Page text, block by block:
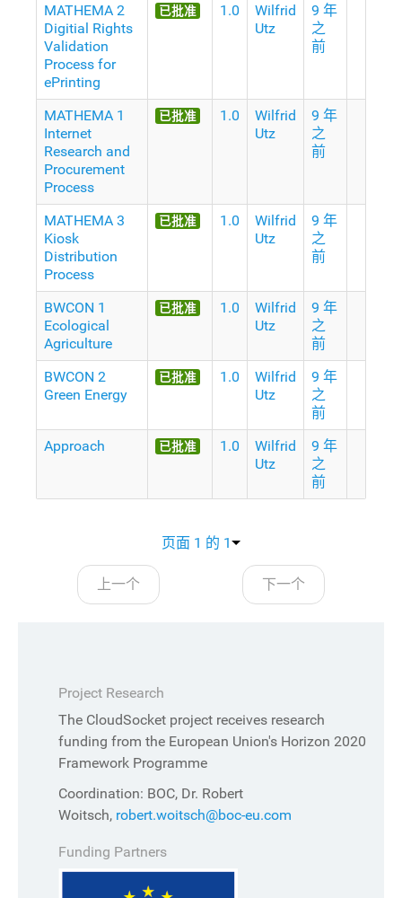
MATHEMA 2
Digitial Rights
Validation
Process for
ePrinting
已批准 1.0
Wilfrid
Utz
9 年
之
前
MATHEMA 1
Internet
Research and
Procurement
Process
已批准 1.0
Wilfrid
Utz
9 年
之
前
MATHEMA 3
Kiosk
Distribution
Process
已批准 1.0
Wilfrid
Utz
9 年
之
前
BWCON 1
Ecological
Agriculture
已批准 1.0
Wilfrid
Utz
9 年
之
前
BWCON 2
Green Energy
已批准 1.0
Wilfrid
Utz
9 年
之
前
Approach
已批准 1.0
Wilfrid
Utz
9 年
之
前
页面 1 的 1
上一个 下一个
Project Research
The CloudSocket project receives research
funding from the European Union's Horizon 2020
Framework Programme
Coordination: BOC, Dr. Robert
Woitsch, robert.woitsch@boc-eu.com
Funding Partners